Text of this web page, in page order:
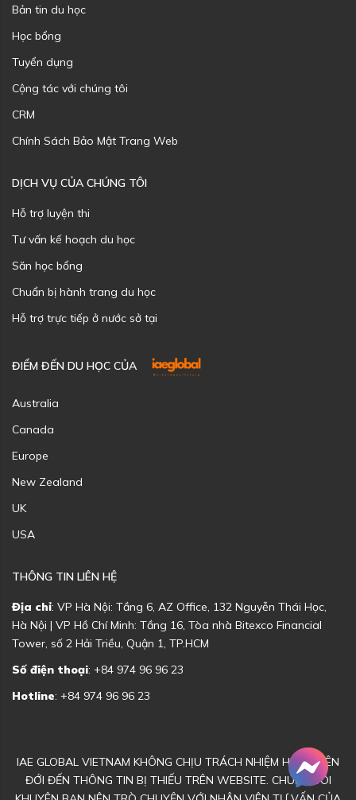
Bản tin du học
Học bổng
Tuyển dụng
Cộng tác với chúng tôi
CRM
Chính Sách Bảo Mật Trang Web
DỊCH VỤ CỦA CHÚNG TÔI
Hỗ trợ luyện thi
Tư vấn kế hoạch du học
Săn học bổng
Chuẩn bị hành trang du học
Hỗ trợ trực tiếp ở nước sở tại
ĐIỂM ĐẾN DU HỌC CỦA
Australia
Canada
Europe
New Zealand
UK
USA
THÔNG TIN LIÊN HỆ
Địa chỉ: VP Hà Nội: Tầng 6, AZ Office, 132 Nguyễn Thái Học,
Hà Nội | VP Hồ Chí Minh: Tầng 16, Tòa nhà Bitexco Financial
Tower, số 2 Hải Triều, Quận 1, TP.HCM
Số điện thoại: +84 974 96 96 23
Hotline: +84 974 96 96 23
IAE GLOBAL VIETNAM KHÔNG CHỊU TRÁCH NHIỆM HOẶC LIÊN
ĐỚI ĐẾN THÔNG TIN BỊ THIẾU TRÊN WEBSITE. CHÚNG TÔI